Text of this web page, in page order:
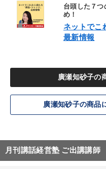
台頭した７つ
め！
ネットでこ
最新情報
廣瀬知砂子の
廣瀬知砂子の商品
月刊講話経営塾 ご出講講師